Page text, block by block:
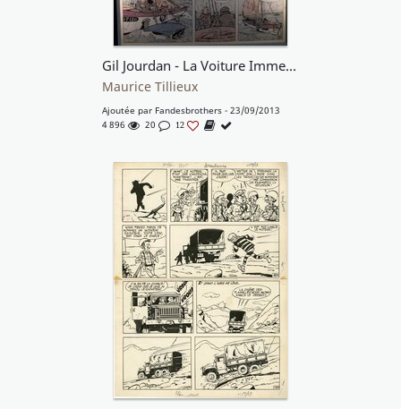
Gil Jourdan - La Voiture Immergée pl. 2
Maurice Tillieux
Ajoutée par Fandesbrothers - 23/09/2013
4 896
20 12